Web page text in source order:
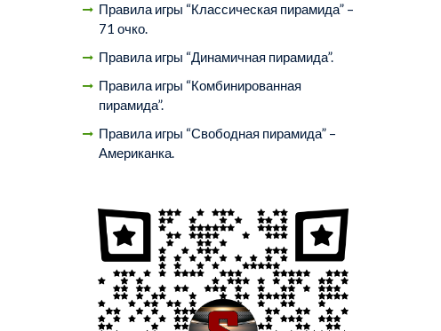
Правила игры “Классическая пирамида” –
71 очко.
Правила игры “Динамичная пирамида”.
Правила игры “Комбинированная
пирамида”.
Правила игры “Свободная пирамида” –
Американка.